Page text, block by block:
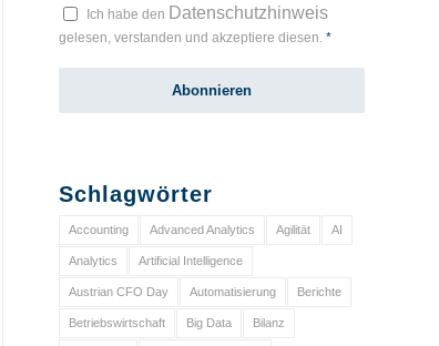
Ich habe den Datenschutzhinweis
gelesen, verstanden und akzeptiere diesen.*
Schlagwörter
Accounting Advanced Analytics Agilität AI
Analytics Artificial Intelligence
Austrian CFO Day Automatisierung Berichte
Betriebswirtschaft Big Data Bilanz